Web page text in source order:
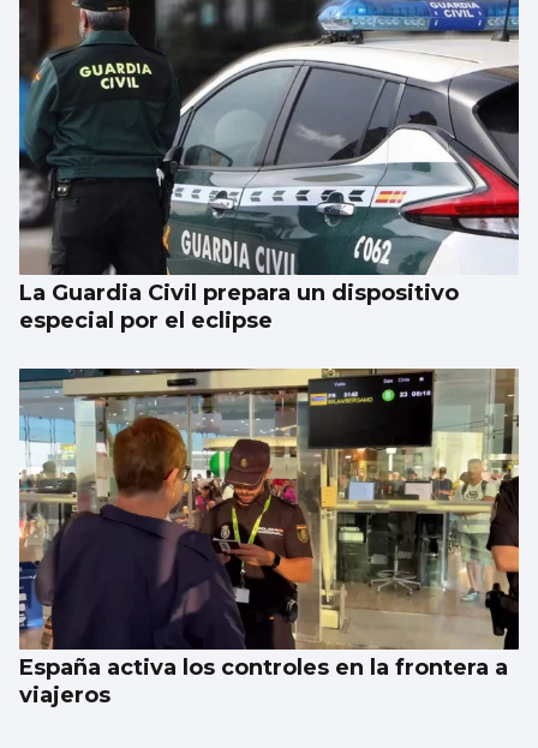
La Guardia Civil prepara un dispositivo
especial por el eclipse
España activa los controles en la frontera a
viajeros